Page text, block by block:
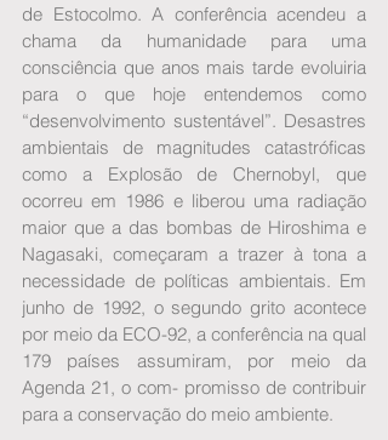
de Estocolmo. A conferência acendeu a
chama da humanidade para uma
consciência que anos mais tarde evoluiria
para o que hoje entendemos como
“desenvolvimento sustentável”. Desastres
ambientais de magnitudes catastróficas
como a Explosão de Chernobyl, que
ocorreu em 1986 e liberou uma radiação
maior que a das bombas de Hiroshima e
Nagasaki, começaram a trazer à tona a
necessidade de políticas ambientais. Em
junho de 1992, o segundo grito acontece
por meio da ECO-92, a conferência na qual
179 países assumiram, por meio da
Agenda 21, o com- promisso de contribuir
para a conservação do meio ambiente.